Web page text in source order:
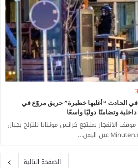
أكثر من 100 إصابة في الحادث “أغلبها خطيرة” حريق مروّع في
وتضامنًا دوليًا واسعًا
الانفجار بمنتجع كرانس مونتانا للتزلج بجبال
الصفحة التالية